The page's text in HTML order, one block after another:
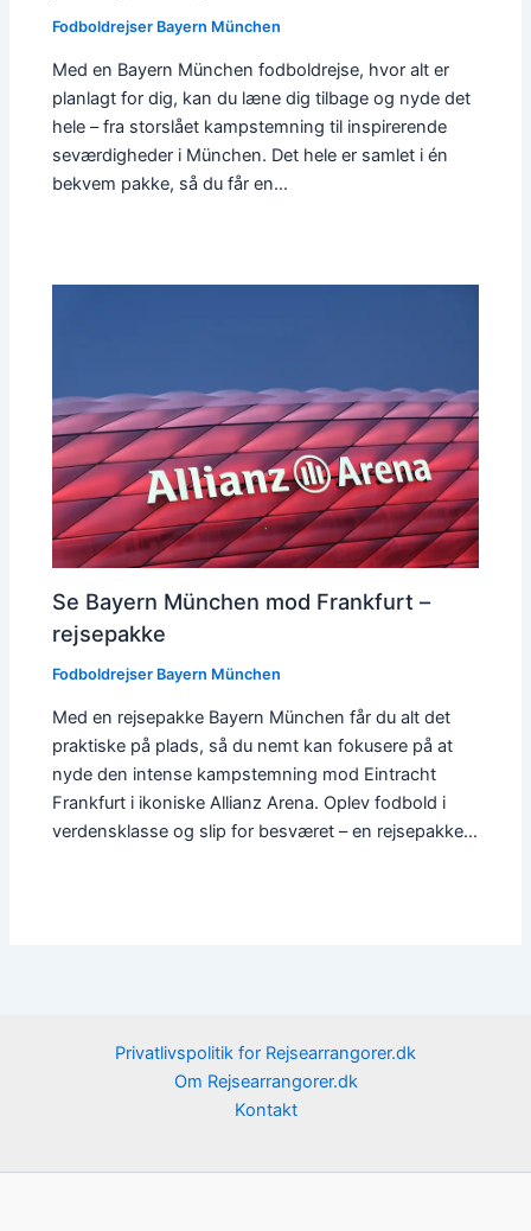
Fodboldrejser Bayern München
Med en Bayern München fodboldrejse, hvor alt er
planlagt for dig, kan du læne dig tilbage og nyde det
hele – fra storslået kampstemning til inspirerende
seværdigheder i München. Det hele er samlet i én
bekvem pakke, så du får en…
Se Bayern München mod Frankfurt –
rejsepakke
Fodboldrejser Bayern München
Med en rejsepakke Bayern München får du alt det
praktiske på plads, så du nemt kan fokusere på at
nyde den intense kampstemning mod Eintracht
Frankfurt i ikoniske Allianz Arena. Oplev fodbold i
verdensklasse og slip for besværet – en rejsepakke…
Privatlivspolitik for Rejsearrangorer.dk
Om Rejsearrangorer.dk
Kontakt